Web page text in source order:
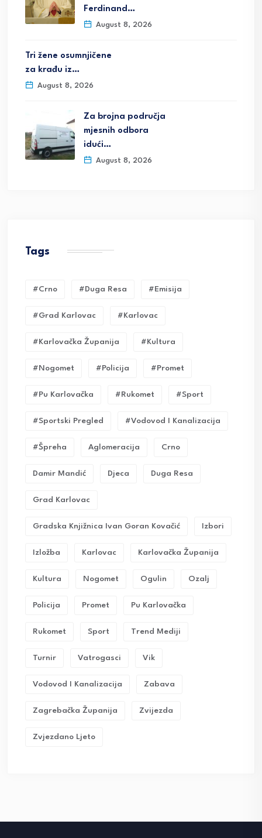
Ferdinand…
August 8, 2026
Tri žene osumnjičene
za krađu iz…
August 8, 2026
Za brojna područja
mjesnih odbora
idući…
August 8, 2026
Tags
#crno #duga Resa #emisija
#grad Karlovac #karlovac
#karlovačka Županija #kultura
#nogomet #policija #promet
#pu Karlovačka #rukomet #sport
#sportski Pregled #vodovod I Kanalizacija
#Špreha Aglomeracija Crno
Damir Mandić Djeca Duga Resa
Grad Karlovac
Gradska Knjižnica Ivan Goran Kovačić Izbori
Izložba Karlovac Karlovačka Županija
Kultura Nogomet Ogulin Ozalj
Policija Promet Pu Karlovačka
Rukomet Sport Trend Mediji
Turnir Vatrogasci Vik
Vodovod I Kanalizacija Zabava
Zagrebačka Županija Zvijezda
Zvjezdano Ljeto